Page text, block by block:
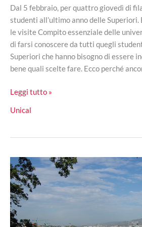
Dal 5 febbraio, per quattro giovedì di
studenti all’ultimo anno delle Superiori.
le visite Compito essenziale delle
di farsi conoscere da tutti quegli
Superiori che hanno bisogno di essere
bene quali scelte fare. Ecco perché
Unical,
le
dell’Orientamento’
Leggi tutto »
Unical